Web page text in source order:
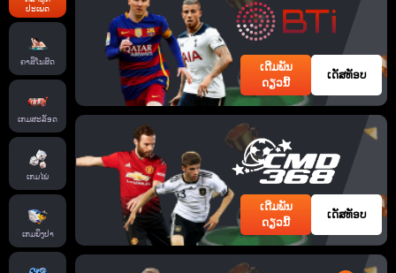
ປະເພດ
ຄາສິໂນສົດ
ເກມສະລັອດ
ເກມໄພ່
ເກມຍິງປາ
ເດີມພັນ
ດຽວນີ້
ເດັສທັອບ
ເດີມພັນ
ດຽວນີ້
ເດັສທັອບ